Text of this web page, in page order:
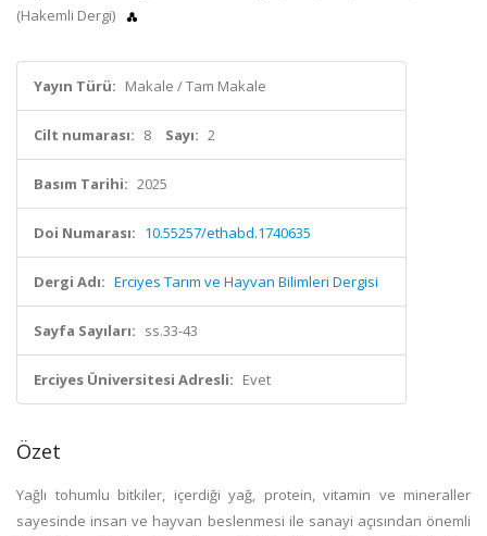
(Hakemli Dergi)
Yayın Türü: Makale / Tam Makale
Cilt numarası: 8 Sayı: 2
Basım Tarihi: 2025
Doi Numarası: 10.55257/ethabd.1740635
Dergi Adı: Erciyes Tarım ve Hayvan Bilimleri Dergisi
Sayfa Sayıları: ss.33-43
Erciyes Üniversitesi Adresli: Evet
Özet
Yağlı tohumlu bitkiler, içerdiği yağ, protein, vitamin ve mineraller
sayesinde insan ve hayvan beslenmesi ile sanayi açısından önemli